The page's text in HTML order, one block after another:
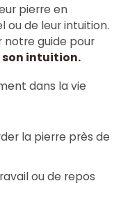
pierre en
ou de leur intuition.
notre guide pour
son intuition.
dans la vie
la pierre près de
ou de repos